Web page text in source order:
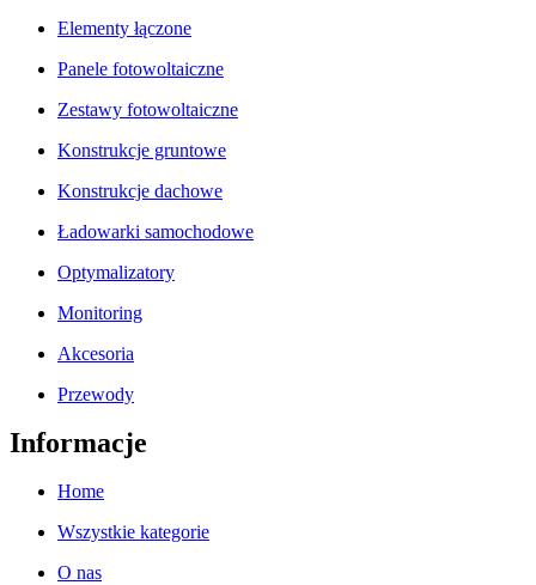
Elementy łączone
Panele fotowoltaiczne
Zestawy fotowoltaiczne
Konstrukcje gruntowe
Konstrukcje dachowe
Ładowarki samochodowe
Optymalizatory
Monitoring
Akcesoria
Przewody
Informacje
Home
Wszystkie kategorie
O nas